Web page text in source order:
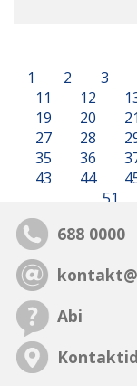
1 2 3
11
12
19
20 21
27
28
35
36
43
44
51
688 0000
Abi
Kontaktid